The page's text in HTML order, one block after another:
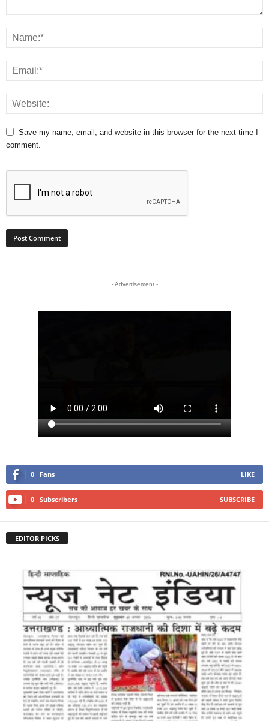
Save my name, email, and website in this browser for the next time I
comment.
- Advertisement -
0 Fans LIKE
0 Subscribers SUBSCRIBE
EDITOR PICKS